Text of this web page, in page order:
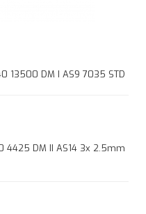
13500 DM I AS9 7035 STD
4425 DM II AS14 3x 2.5mm